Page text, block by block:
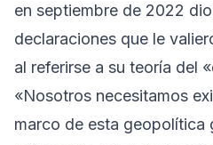
en septiembre de 2022
declaraciones que le
al referirse a su teoría del
«Nosotros necesitamos
marco de esta geopolítica